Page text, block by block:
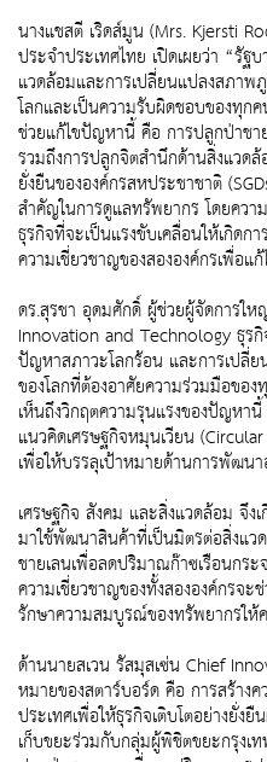
นางแชสตี เริดส์มูน (Mrs. Kjersti
ประจำประเทศไทย เปิดเผยว่า “รัฐ
แวดล้อมและการเปลี่ยนแปลงสภาพ
โลกและเป็นความรับผิดชอบของทุก
ช่วยแก้ไขปัญหานี้ คือ การปลูกป่าชา
รวมถึงการปลูกจิตสำนึกด้านสิ่งแว
ยั่งยืนขององค์กรสหประชาชาติ
สำคัญในการดูแลทรัพยากร โดยคว
ธุรกิจที่จะเป็นแรงขับเคลื่อนให้เกิด
ความเชี่ยวชาญของสององค์กรเพื่อ
ดร.สุรชา อุดมศักดิ์ ผู้ช่วยผู้จัดการใ
Innovation and Technology ธุร
ปัญหาสภาวะโลกร้อน และการเปลี่
ของโลกที่ต้องอาศัยความร่วมมือของ
เห็นถึงวิกฤตความรุนแรงของปัญหา
แนวคิดเศรษฐกิจหมุนเวียน
เพื่อให้บรรลุเป้าหมายด้านการพัฒน
เศรษฐกิจ สังคม และสิ่งแวดล้อม จึ
มาใช้พัฒนาสินค้าที่เป็นมิตรต่อสิ่งแ
ชายเลนเพื่อลดปริมาณก๊าซเรือนกร
ความเชี่ยวชาญของทั้งสององค์กรจ
รักษาความสมบูรณ์ของทรัพยากรให้
ด้านนายสเวน รัสมุสเซ่น Chief
หมายของสตาร์บอร์ด คือ การสร้าง
ประเทศเพื่อให้ธุรกิจเติบโตอย่างยั่ง
เก็บขยะร่วมกับกลุ่มผู้พิชิตขยะกรุงเ